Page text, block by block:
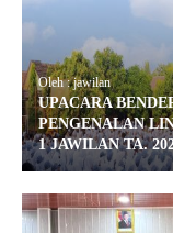
Oleh : jawilan
UPACARA
PENGENALAN
1 JAWILAN TA.